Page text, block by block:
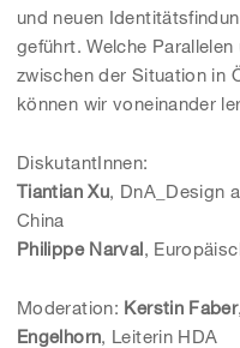
und neuen
geführt. Welche
zwischen der Situation in
können wir voneinander
DiskutantInnen:
Tiantian Xu, DnA_Design
China
Philippe Narval,
Moderation: Kerstin Faber
Engelhorn, Leiterin HDA